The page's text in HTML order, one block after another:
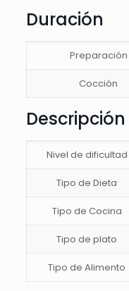
Duración
Preparación
Cocción
Nivel de dificultad
Tipo de Dieta
Tipo de Cocina
Tipo de plato
Tipo de Alimento